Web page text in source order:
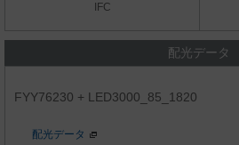
IFC
配光データ
FYY76230 + LED3000_85_1820
配光データ